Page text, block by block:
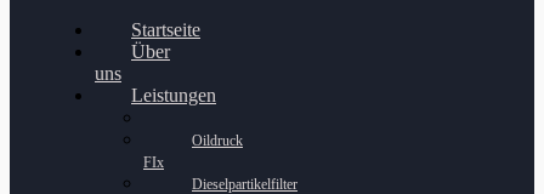
Startseite
Über
uns
Leistungen
Oildruck
FIx
Dieselpartikelfilter